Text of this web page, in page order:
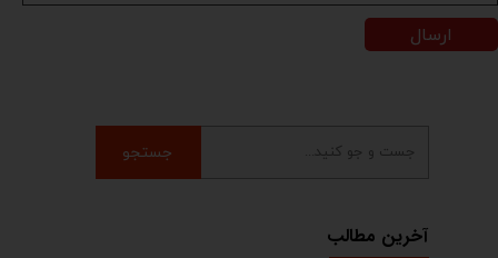
ارسال
آخرین مطالب
جستجو